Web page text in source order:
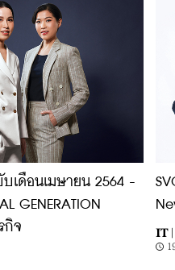
เดือนเมษายน 2564 -
GENERATION
กิจ
IT |